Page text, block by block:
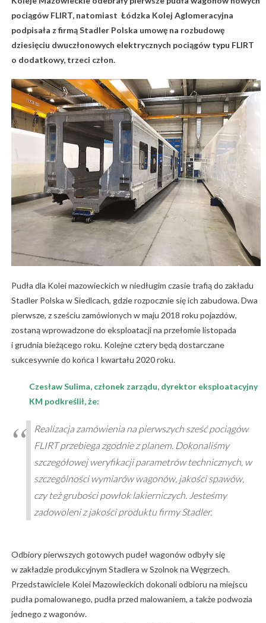
pociągów FLIRT, natomiast Łódzka Kolej Aglomeracyjna
podpisała z firmą Stadler Polska umowę na rozbudowę
dziesięciu dwuczłonowych elektrycznych pociągów typu FLIRT
o dodatkowy, trzeci człon.
Pudła dla Kolei mazowieckich w niedługim czasie trafią do zakładu
Stadler Polska w Siedlcach, gdzie rozpocznie się ich zabudowa. Dwa
pierwsze, z sześciu zamówionych w maju 2018 roku pojazdów,
zostaną wprowadzone do eksploatacji na przełomie listopada
i grudnia bieżącego roku. Kolejne cztery będą dostarczane
sukcesywnie do końca I kwartału 2020 roku.
Czesław Sulima, członek zarządu, dyrektor eksploatacyjny
KM podkreślił, że:
Realizacja zamówienia na pierwszych sześć pociągów
FLIRT przebiega zgodnie z planem. Dokonaliśmy
szczegółowej weryfikacji parametrów technicznych, w
szczególności wymiarów wagonów, jakości spawów,
czy też grubości powłok lakierniczych. Jesteśmy
zadowoleni z jakości produktu firmy Stadler.
Odbiory pierwszych gotowych pudeł wagonów odbyły się
w zakładzie produkcyjnym Stadlera w Szolnok na Węgrzech.
Przedstawiciele Kolei Mazowieckich dokonali odbioru na miejscu
pudła pomalowanego, pudła przed malowaniem, a także podwozia
jednego z wagonów.